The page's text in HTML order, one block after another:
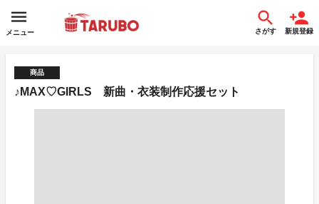
メニュー さがす 新規登録
商品
♪MAX♡GIRLS 新曲・衣装制作応援セット